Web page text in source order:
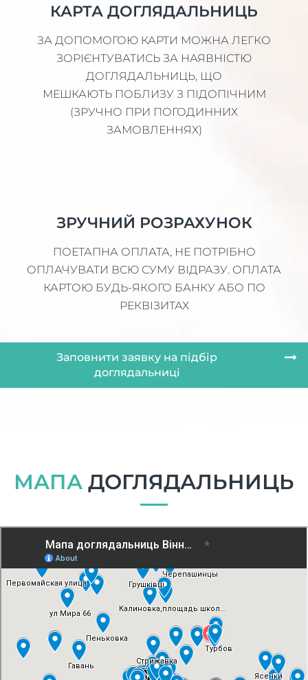
КАРТА ДОГЛЯДАЛЬНИЦЬ
ЗА ДОПОМОГОЮ КАРТИ МОЖНА ЛЕГКО
ЗОРІЄНТУВАТИСЬ ЗА НАЯВНІСТЮ
ДОГЛЯДАЛЬНИЦЬ, ЩО
МЕШКАЮТЬ ПОБЛИЗУ З ПІДОПІЧНИМ
(ЗРУЧНО ПРИ ПОГОДИННИХ
ЗАМОВЛЕННЯХ)
ЗРУЧНИЙ РОЗРАХУНОК
ПОЕТАПНА ОПЛАТА, НЕ ПОТРІБНО
ОПЛАЧУВАТИ ВСЮ СУМУ ВІДРАЗУ. ОПЛАТА
КАРТОЮ БУДЬ-ЯКОГО БАНКУ АБО ПО
РЕКВІЗИТАХ
Заповнити заявку на підбір
доглядальниці
МАПА ДОГЛЯДАЛЬНИЦЬ